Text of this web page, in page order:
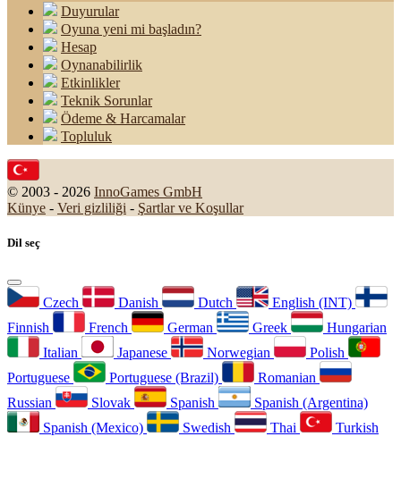
Duyurular
Oyuna yeni mi başladın?
Hesap
Oynanabilirlik
Etkinlikler
Teknik Sorunlar
Ödeme & Harcamalar
Topluluk
© 2003 - 2026 InnoGames GmbH
Künye - Veri gizliliği - Şartlar ve Koşullar
Dil seç
Czech Danish Dutch
English (INT)
Finnish
French German Greek
Hungarian
Italian
Japanese Norwegian
Polish
Portuguese
Portuguese (Brazil)
Romanian
Russian
Slovak Spanish
Spanish (Argentina)
Spanish (Mexico)
Swedish Thai Turkish